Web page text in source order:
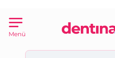
Menü